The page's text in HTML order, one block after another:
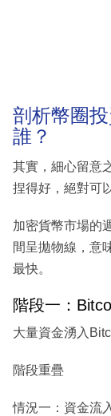
剖析幣圈
誰？
其實，細心留意
捏得好，絕對可
加密貨幣市場的
間呈拋物線，意
最快。
階段一：
大量資金湧入
階段重疊
情況一：資金流